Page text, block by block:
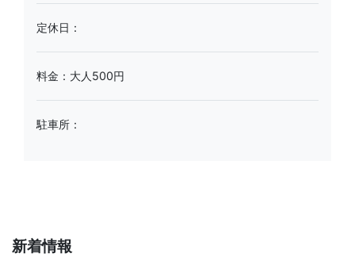
定休日：
料金：大人500円
駐車所：
新着情報